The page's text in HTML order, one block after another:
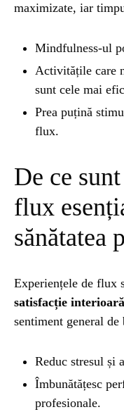
maximizate, iar
Mindfulness-ul
Activitățile care
sunt cele mai
Prea puțină
flux.
De ce
flux
sănătatea
Experiențele de flux
satisfacție interioară
sentiment general
Reduc stresul și
Îmbunătățesc
profesionale.
BLOG 2
poti debloca
ȘTIINȚA 1
Ai simțit
întâmplă